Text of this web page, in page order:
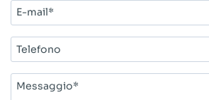
E-
mail*
Telefono
Messaggio*